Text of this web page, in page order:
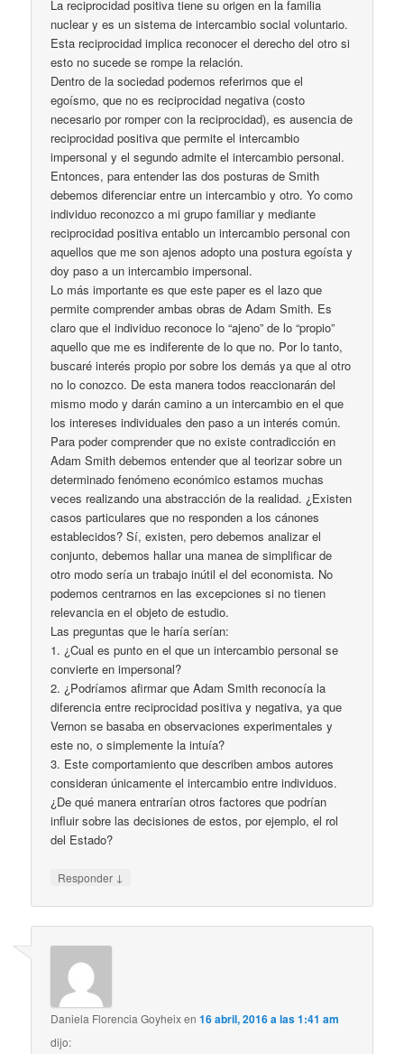
La reciprocidad positiva tiene su origen en la familia
nuclear y es un sistema de intercambio social voluntario.
Esta reciprocidad implica reconocer el derecho del otro si
esto no sucede se rompe la relación.
Dentro de la sociedad podemos referirnos que el
egoísmo, que no es reciprocidad negativa (costo
necesario por romper con la reciprocidad), es ausencia de
reciprocidad positiva que permite el intercambio
impersonal y el segundo admite el intercambio personal.
Entonces, para entender las dos posturas de Smith
debemos diferenciar entre un intercambio y otro. Yo como
individuo reconozco a mi grupo familiar y mediante
reciprocidad positiva entablo un intercambio personal con
aquellos que me son ajenos adopto una postura egoísta y
doy paso a un intercambio impersonal.
Lo más importante es que este paper es el lazo que
permite comprender ambas obras de Adam Smith. Es
claro que el individuo reconoce lo “ajeno” de lo “propio”
aquello que me es indiferente de lo que no. Por lo tanto,
buscaré interés propio por sobre los demás ya que al otro
no lo conozco. De esta manera todos reaccionarán del
mismo modo y darán camino a un intercambio en el que
los intereses individuales den paso a un interés común.
Para poder comprender que no existe contradicción en
Adam Smith debemos entender que al teorizar sobre un
determinado fenómeno económico estamos muchas
veces realizando una abstracción de la realidad. ¿Existen
casos particulares que no responden a los cánones
establecidos? Sí, existen, pero debemos analizar el
conjunto, debemos hallar una manea de simplificar de
otro modo sería un trabajo inútil el del economista. No
podemos centrarnos en las excepciones si no tienen
relevancia en el objeto de estudio.
Las preguntas que le haría serían:
1. ¿Cual es punto en el que un intercambio personal se
convierte en impersonal?
2. ¿Podríamos afirmar que Adam Smith reconocía la
diferencia entre reciprocidad positiva y negativa, ya que
Vernon se basaba en observaciones experimentales y
este no, o simplemente la intuía?
3. Este comportamiento que describen ambos autores
consideran únicamente el intercambio entre individuos.
¿De qué manera entrarían otros factores que podrían
influir sobre las decisiones de estos, por ejemplo, el rol
del Estado?
Responder ↓
Daniela Florencia Goyheixen16 abril, 2016 a las 1:41 am
dijo: